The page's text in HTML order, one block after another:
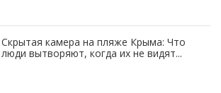
Скрытая камера на пляже Крыма: Что
люди вытворяют, когда их не видят...